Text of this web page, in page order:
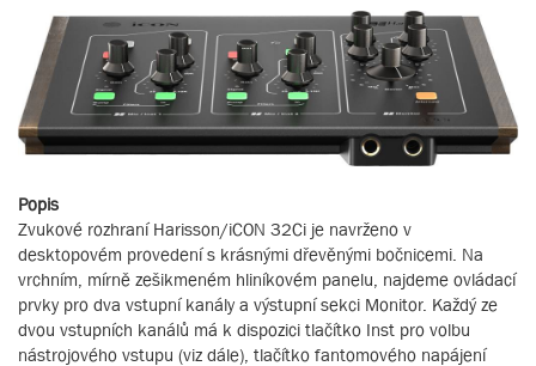
Popis
Zvukové rozhraní Harisson/iCON 32Ci je navrženo v
desktopovém provedení s krásnými dřevěnými bočnicemi. Na
vrchním, mírně zešikmeném hliníkovém panelu, najdeme ovládací
prvky pro dva vstupní kanály a výstupní sekci Monitor. Každý ze
dvou vstupních kanálů má k dispozici tlačítko Inst pro volbu
nástrojového vstupu (viz dále), tlačítko fantomového napájení